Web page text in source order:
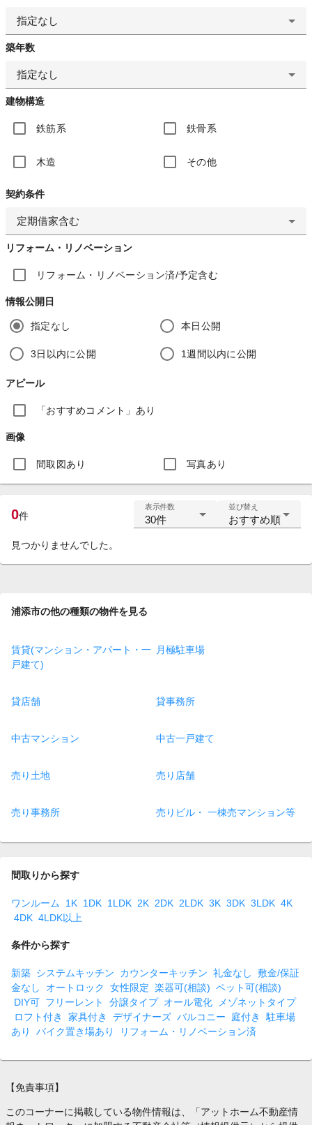
指定なし
築年数
指定なし
建物構造
鉄筋系 鉄骨系
木造 その他
契約条件
定期借家含む
リフォーム・リノベーション
リフォーム・リノベーション済/予定含む
情報公開日
指定なし 本日公開
3日以内に公開 1週間以内に公開
アピール
「おすすめコメント」あり
画像
間取図あり 写真あり
0件
表示件数
30件
並び替え
おすすめ順
見つかりませんでした。
浦添市の他の種類の物件を見る
賃貸(マンション・アパート・一
戸建て)
月極駐車場
貸店舗 貸事務所
中古マンション 中古一戸建て
売り土地 売り店舗
売り事務所 売りビル・ 一棟売マンション等
間取りから探す
ワンルーム 1K 1DK 1LDK 2K 2DK 2LDK 3K 3DK 3LDK 4K
4DK 4LDK以上
条件から探す
新築 システムキッチン カウンターキッチン 礼金なし
敷金/保証
金なし
オートロック 女性限定 楽器可(相談) ペット可(相談)
DIY可 フリーレント 分譲タイプ オール電化
メゾネットタイプ
ロフト付き
家具付き デザイナーズ バルコニー 庭付き
駐車場
あり
バイク置き場あり リフォーム・リノベーション済
【免責事項】
このコーナーに掲載している物件情報は、「アットホーム不動産情